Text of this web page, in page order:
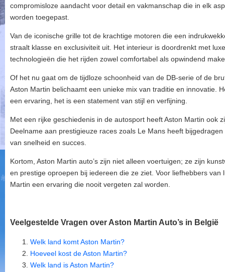
compromisloze aandacht voor detail en vakmanschap die in elk
worden toegepast.
Van de iconische grille tot de krachtige motoren die een
straalt klasse en exclusiviteit uit. Het interieur is doordrenkt met
technologieën die het rijden zowel comfortabel als opwindend
Of het nu gaat om de tijdloze schoonheid van de DB-serie of de
Aston Martin belichaamt een unieke mix van traditie en innovatie.
een ervaring, het is een statement van stijl en verfijning.
Met een rijke geschiedenis in de autosport heeft Aston Martin ook
Deelname aan prestigieuze races zoals Le Mans heeft
van snelheid en succes.
Kortom, Aston Martin auto’s zijn niet alleen voertuigen; ze zijn
en prestige oproepen bij iedereen die ze ziet. Voor liefhebbers van
Martin een ervaring die nooit vergeten zal worden.
Veelgestelde Vragen over Aston Martin Auto’s in België
Welk land komt Aston Martin?
Hoeveel kost de Aston Martin?
Welk land is Aston Martin?